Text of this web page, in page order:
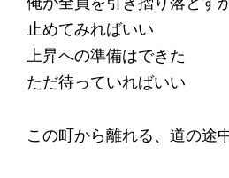
止めてみればいい
上昇への準備はできた
ただ待っていればいい
この町から離れる、道の途